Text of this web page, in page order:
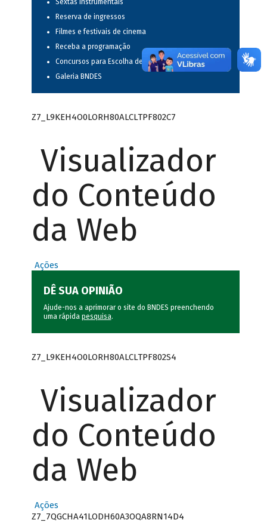
Sextas instrumentais
Reserva de ingressos
Filmes e festivais de cinema
Receba a programação
Concursos para Escolha de Espetáculos Musicais
Galeria BNDES
Z7_L9KEH4O0LORH80ALCLTPF802C7
Visualizador
do Conteúdo
da Web
Ações
DÊ SUA OPINIÃO
Ajude-nos a aprimorar o site do BNDES preenchendo
uma rápida pesquisa.
Z7_L9KEH4O0LORH80ALCLTPF802S4
Visualizador
do Conteúdo
da Web
Ações
Z7_7QGCHA41LODH60A3OQA8RN14D4